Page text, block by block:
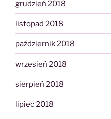
grudzień 2018
listopad 2018
październik 2018
wrzesień 2018
sierpień 2018
lipiec 2018